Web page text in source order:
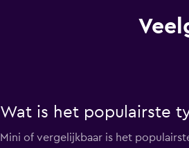
Wat is het populairste
Mini of vergelijkbaar is het